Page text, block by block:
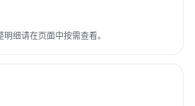
细请在页面中按需查看。